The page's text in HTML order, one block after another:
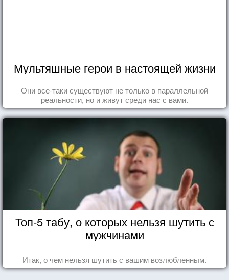
Мультяшные герои в настоящей жизни
Они все-таки существуют не только в параллельной
реальности, но и живут среди нас с вами.
Топ-5 табу, о которых нельзя шутить с
мужчинами
Итак, о чем нельзя шутить с вашим возлюбленным.